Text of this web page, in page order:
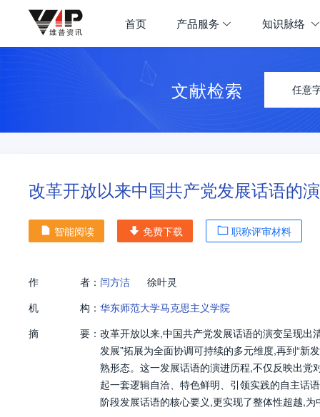
首页 产品服务 知识脉络
文献检索 任意
改革开放以来中国共产党发展话语的
智能阅读 免费下载 职称评审材料
作 者： 闫方洁
徐叶灵
机
构： 华东师范大学马克思主义学院
摘
要： 改革开放以来,中国共产党发展话语的演变呈现出
发展”拓展为全面协调可持续的多元维度,再到“新
熟形态。这一发展话语的演进历程,不仅反映出
起一套逻辑自洽、特色鲜明、引领实践的自主话
阶段发展话语的核心要义,更实现了整体性超越,